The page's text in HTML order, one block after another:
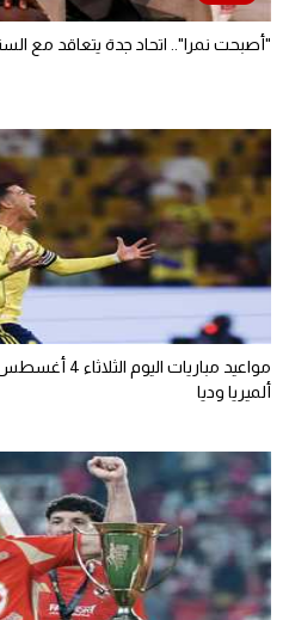
"أصبحت نمرا".. اتحاد جدة يتعاقد مع
مواعيد مباريات
ألميريا وديا